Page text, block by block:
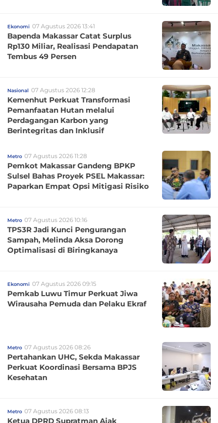
Ekonomi 07 Agustus 2026 13:41
Bapenda Makassar Catat Surplus
Rp130 Miliar, Realisasi Pendapatan
Tembus 49 Persen
Nasional 07 Agustus 2026 12:28
Kemenhut Perkuat Transformasi
Pemanfaatan Hutan melalui
Perdagangan Karbon yang
Berintegritas dan Inklusif
Metro 07 Agustus 2026 11:28
Pemkot Makassar Gandeng BPKP
Sulsel Bahas Proyek PSEL Makassar:
Paparkan Empat Opsi Mitigasi Risiko
Metro 07 Agustus 2026 10:16
TPS3R Jadi Kunci Pengurangan
Sampah, Melinda Aksa Dorong
Optimalisasi di Biringkanaya
Ekonomi 07 Agustus 2026 09:15
Pemkab Luwu Timur Perkuat Jiwa
Wirausaha Pemuda dan Pelaku Ekraf
Metro 07 Agustus 2026 08:26
Pertahankan UHC, Sekda Makassar
Perkuat Koordinasi Bersama BPJS
Kesehatan
Metro 07 Agustus 2026 08:13
Ketua DPRD Supratman Ajak